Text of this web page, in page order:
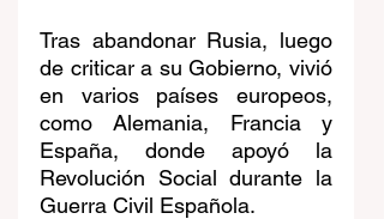
Tras abandonar Rusia, luego
de criticar a su Gobierno, vivió
en varios países europeos,
como Alemania, Francia y
España, donde apoyó la
Revolución Social durante la
Guerra Civil Española.